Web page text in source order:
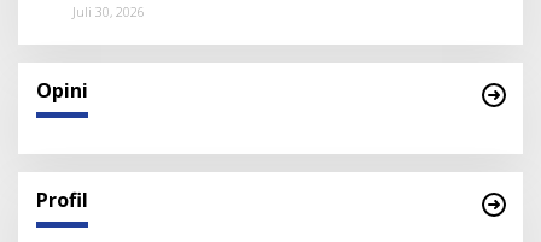
Juli 30, 2026
Opini
Profil